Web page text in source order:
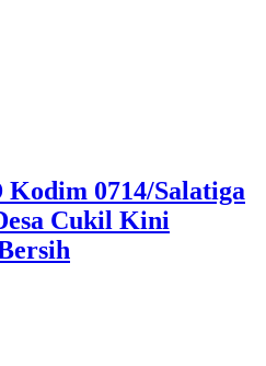
0714/Salatiga
Cukil Kini